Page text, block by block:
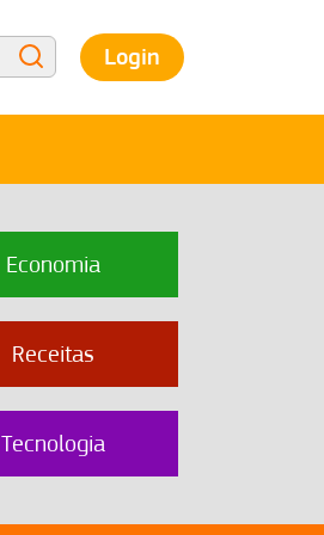
Login
Economia
Receitas
Tecnologia